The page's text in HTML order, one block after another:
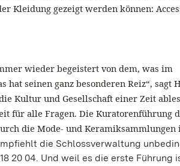
Kleidung gezeigt werden können:
wieder begeistert von dem, was im
seinen ganz besonderen Reiz“, sagt
Kultur und Gesellschaft einer Zeit
für alle Fragen. Die Kuratorenführung
die Mode- und Keramiksammlungen
die Schlossverwaltung
20 04. Und weil es die erste Führung